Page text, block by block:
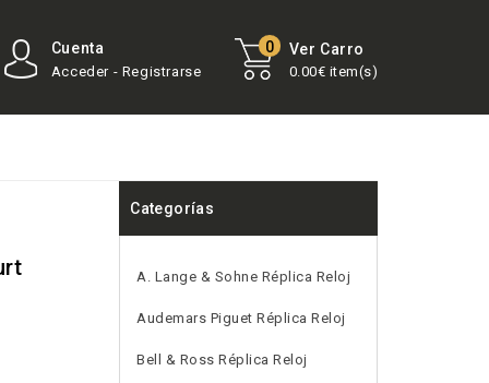
Ver Carro
0.00€ item(s)
0
Cuenta
Acceder - Registrarse
Categorías
A. Lange & Sohne Réplica Reloj
Audemars Piguet Réplica Reloj
Bell & Ross Réplica Reloj